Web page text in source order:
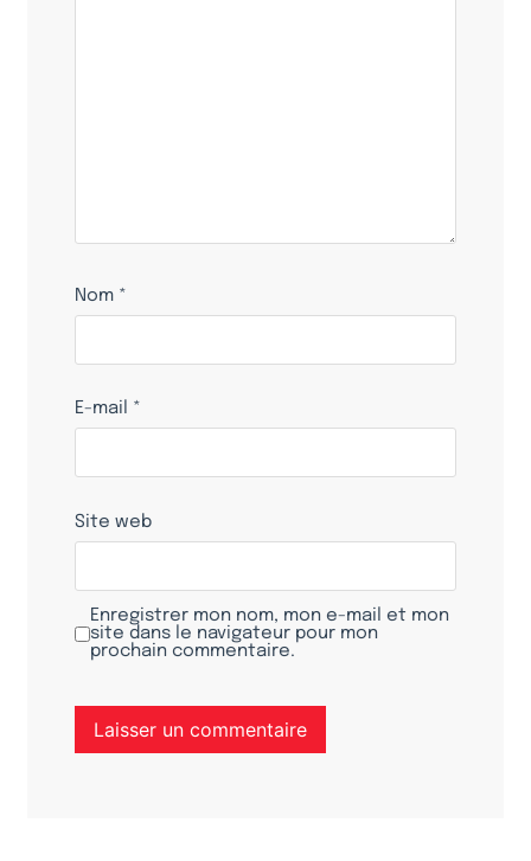
Nom *
E-mail *
Site web
Enregistrer mon nom, mon e-mail et mon
site dans le navigateur pour mon
prochain commentaire.